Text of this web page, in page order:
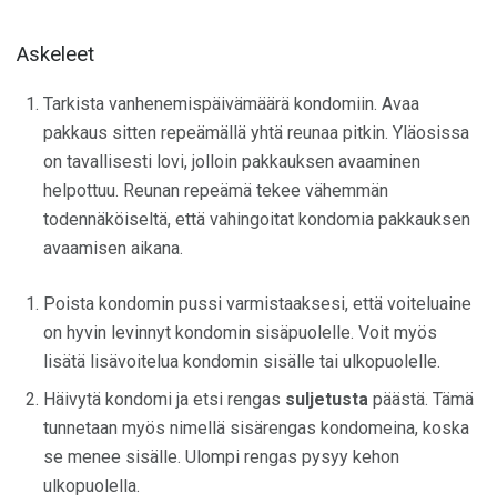
Askeleet
Tarkista vanhenemispäivämäärä kondomiin. Avaa
pakkaus sitten repeämällä yhtä reunaa pitkin. Yläosissa
on tavallisesti lovi, jolloin pakkauksen avaaminen
helpottuu. Reunan repeämä tekee vähemmän
todennäköiseltä, että vahingoitat kondomia pakkauksen
avaamisen aikana.
Poista kondomin pussi varmistaaksesi, että voiteluaine
on hyvin levinnyt kondomin sisäpuolelle. Voit myös
lisätä lisävoitelua kondomin sisälle tai ulkopuolelle.
Häivytä kondomi ja etsi rengas suljetusta päästä. Tämä
tunnetaan myös nimellä sisärengas kondomeina, koska
se menee sisälle. Ulompi rengas pysyy kehon
ulkopuolella.